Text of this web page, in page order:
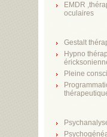
EMDR
oculaires
Gestalt
Hypno
Pleine